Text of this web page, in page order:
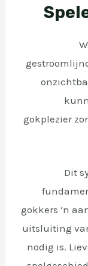
gokplezier
Dit
gokkers ‘n
uitsluiting
nodig is.